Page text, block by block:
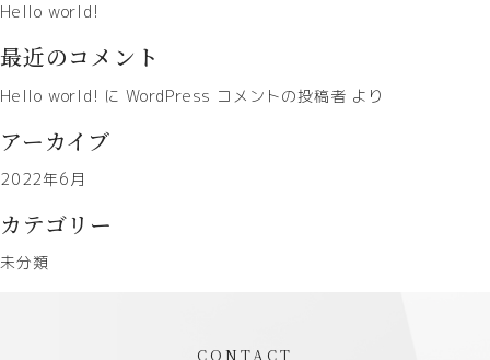
Hello world!
最近のコメント
Hello world! にWordPress コメントの投稿者 より
アーカイブ
2022年6月
カテゴリー
未分類